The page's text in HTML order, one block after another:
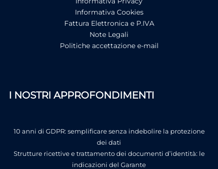
Informativa Cookies
Fattura Elettronica e P.IVA
Note Legali
Politiche accettazione e-mail
I NOSTRI APPROFONDIMENTI
10 anni di GDPR: semplificare senza indebolire la protezione
dei dati
Strutture ricettive e trattamento dei documenti d’identità: le
indicazioni del Garante